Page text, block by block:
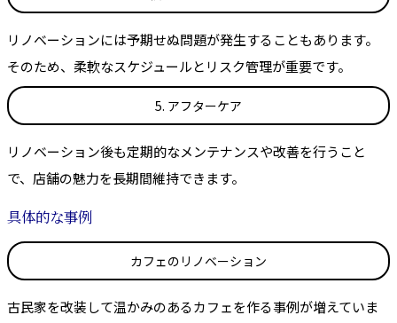
リノベーションには予期せぬ問題が発生することもあります。
そのため、柔軟なスケジュールとリスク管理が重要です。
5. アフターケア
リノベーション後も定期的なメンテナンスや改善を行うこと
で、店舗の魅力を長期間維持できます。
具体的な事例
カフェのリノベーション
古民家を改装して温かみのあるカフェを作る事例が増えていま